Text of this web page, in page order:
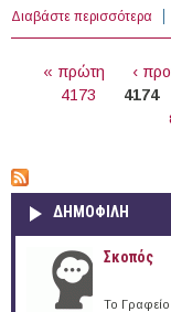
Διαβάστε περισσότερα
« πρώτη ‹
4173
4174
ΔΗΜΟΦΙΛΗ
Σκοπός
Το